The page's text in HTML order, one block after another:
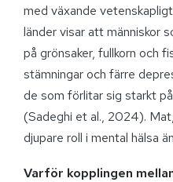
med växande
länder visar att människor
på grönsaker, fullkorn och
stämningar och färre
de som förlitar sig starkt
(Sadeghi et al., 2024).
djupare roll i mental hälsa
Varför kopplingen